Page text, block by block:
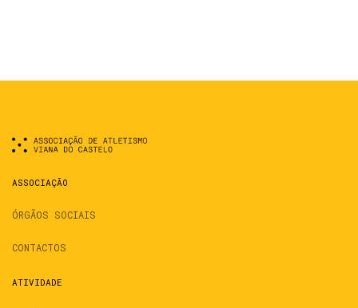
ASSOCIAÇÃO
ÓRGÃOS SOCIAIS
CONTACTOS
ATIVIDADE